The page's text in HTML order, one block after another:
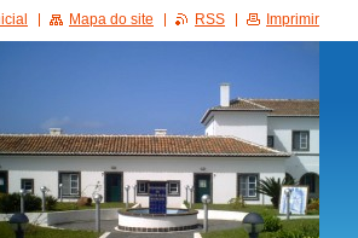
Mapa do site RSS Imprimir